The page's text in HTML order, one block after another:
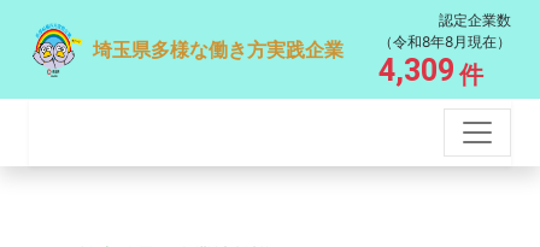
埼玉県多様な働き方実践企業
認定企業数
（令和8年8月現在）
4,309 件